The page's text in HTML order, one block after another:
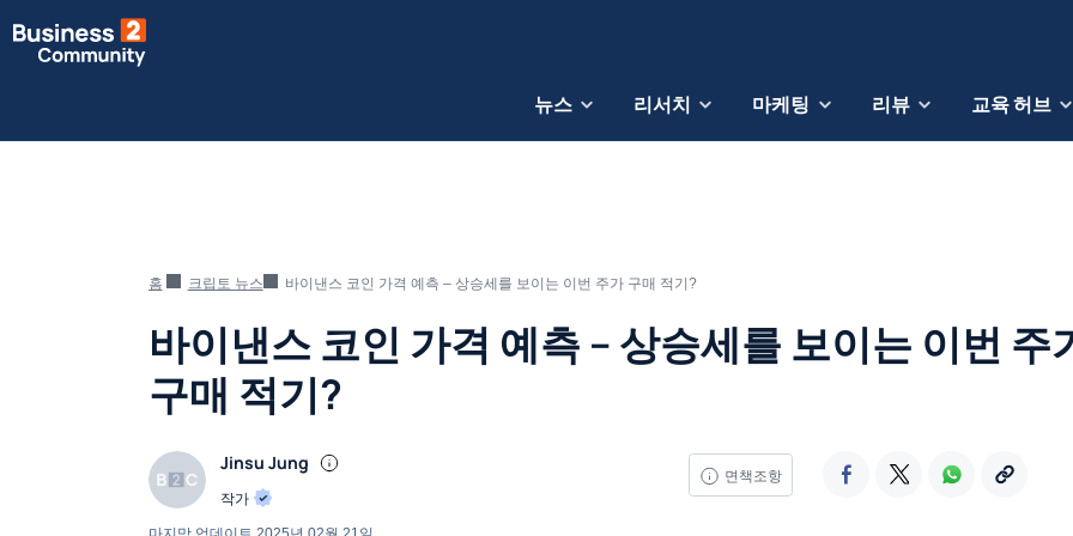
뉴스 리서치 마케팅 리뷰 교육 허브
홈 크립토 뉴스 바이낸스 코인 가격 예측 – 상승세를 보이는 이번 주가 구매 적기?
바이낸스 코인 가격 예측 – 상승세를 보이는 이번 주
구매 적기?
Jinsu Jung
작가
면책조항